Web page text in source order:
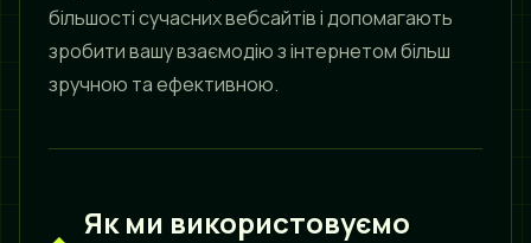
більшості сучасних вебсайтів і допомагають
зробити вашу взаємодію з інтернетом більш
зручною та ефективною.
Як ми використовуємо